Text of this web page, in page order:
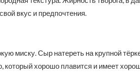
вкус и предпочтения.
миску. Сыр натереть на крупной
который хорошо плавится и имеет